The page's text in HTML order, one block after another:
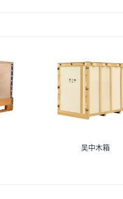
吴中木箱